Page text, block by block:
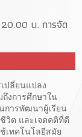
น. การจัด
ปลี่ยนแปลง
งการศึกษาใน
การพัฒนาผู้เรียน
วิต และเจตคติที่ดี
เทคโนโลยีสมัย